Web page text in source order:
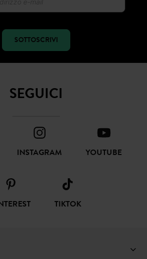
SOTTOSCRIVI
SEGUICI
INSTAGRAM YOUTUBE
TIKTOK